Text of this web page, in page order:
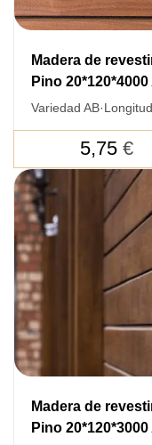
Madera de
Pino 20*120*4000
Variedad AB·
5,75 €
Madera de
Pino 20*120*3000